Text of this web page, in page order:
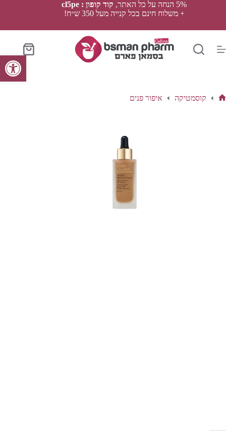
פתח סרגל נגישות
5% הנחה על כל האתר,
קוד קופון : cl5pe
+ משלוח חינם בכל קנייה מעל 350 ש״ח!
סל
הקניות
קוסמטיקה איפור פנים